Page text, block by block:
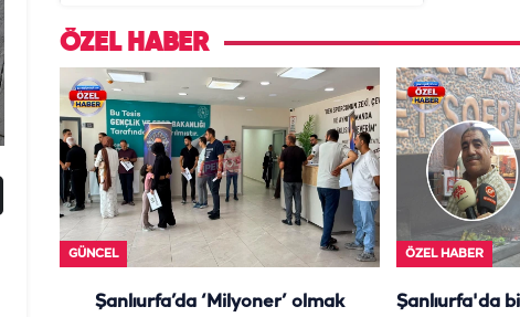
ÖZEL HABER
GÜNCEL
Şanlıurfa’da ‘Milyoner’ olmak
ÖZEL HABER
Şanlıurfa'da